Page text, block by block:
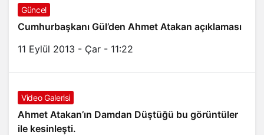
Güncel
Cumhurbaşkanı Gül’den Ahmet Atakan açıklaması
11 Eylül 2013 - Çar - 11:22
Video Galerisi
Ahmet Atakan’ın Damdan Düştüğü bu görüntüler
ile kesinleşti.